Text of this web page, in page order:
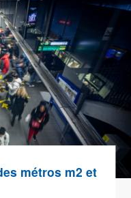
métros m2 et